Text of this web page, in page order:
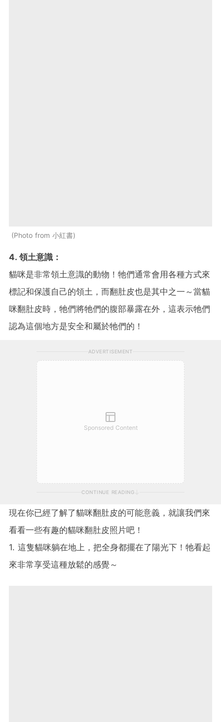
Photo from 小紅書
4. 領土意識：
貓咪是非常領土意識的動物！牠們通常會用各種方式來
標記和保護自己的領土，而翻肚皮也是其中之一～當貓
咪翻肚皮時，牠們將牠們的腹部暴露在外，這表示牠們
認為這個地方是安全和屬於牠們的！
ADVERTISEMENT
Sponsored Content
CONTINUE READING
現在你已經了解了貓咪翻肚皮的可能意義，就讓我們來
看看一些有趣的貓咪翻肚皮照片吧！
1. 這隻貓咪躺在地上，把全身都擺在了陽光下！牠看起
來非常享受這種放鬆的感覺～